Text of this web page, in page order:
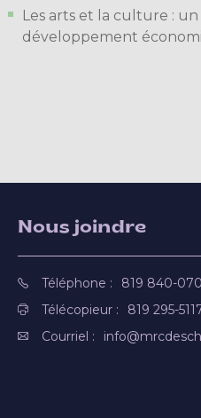
Les arts et la culture :
développement
Nous joindre
Téléphone :
819 840-
Télécopieur :
819 295-
Courriel :